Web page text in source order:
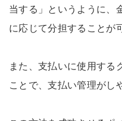
当する」というように、
に応じて分担することが
また、支払いに使用する
ことで、支払い管理がし